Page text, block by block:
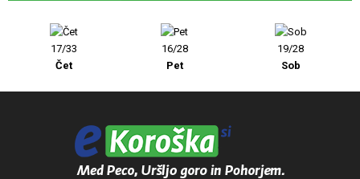
17/33
Čet
16/28
Pet
19/28
Sob